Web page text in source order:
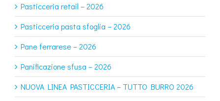
Pasticceria retail – 2026
Pasticceria pasta sfoglia – 2026
Pane ferrarese – 2026
Panificazione sfusa – 2026
NUOVA LINEA PASTICCERIA – TUTTO BURRO 2026